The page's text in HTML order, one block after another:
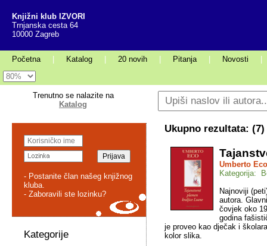
Knjižni klub IZVORI
Trnjanska cesta 64
10000 Zagreb
Početna Katalog 20 novih Pitanja Novosti
Trenutno se nalazite na
Katalog
- Postanite član našeg knjižnog
kluba.
- Zaboravili ste lozinku?
Kategorije
Ukupno rezultata: (7)
Umberto Eco
Kategorija:
Najnoviji
autora.
čovjek oko
godina
je proveo kao dječak i
kolor slika.